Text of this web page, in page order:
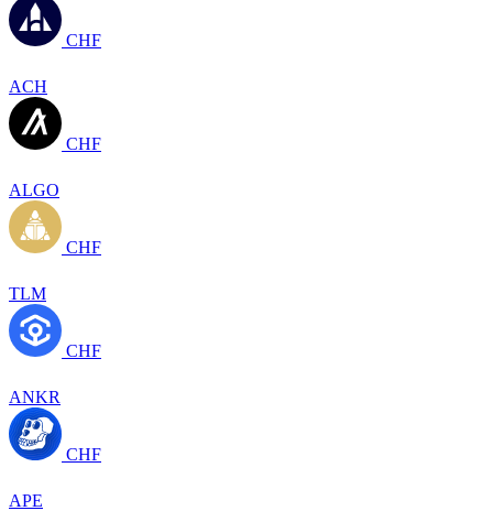
CHF
ACH
CHF
ALGO
CHF
TLM
CHF
ANKR
CHF
APE